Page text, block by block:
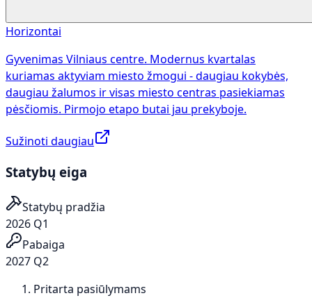
Horizontai
Gyvenimas Vilniaus centre. Modernus kvartalas
kuriamas aktyviam miesto žmogui - daugiau kokybės,
daugiau žalumos ir visas miesto centras pasiekiamas
pėsčiomis. Pirmojo etapo butai jau prekyboje.
Sužinoti daugiau
Statybų eiga
Statybų pradžia
2026 Q1
Pabaiga
2027 Q2
Pritarta pasiūlymams